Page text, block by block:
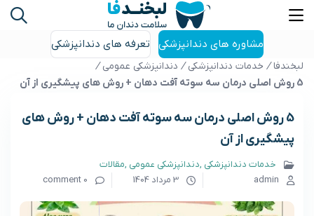
مشاوره های دندانپزشکی تعرفه های دندانپزشکی
لبخندفا / خدمات دندانپزشکی / دندانپزشکی عمومی /
5 روش اصلی درمان سه سوته آفت دهان + روش های پیشگیری از آن
5 روش اصلی درمان سه سوته آفت دهان + روش های
پیشگیری از آن
خدمات دندانپزشکی دندانپزشکی عمومی مقالات
admin
3 مرداد 1404 0 comment